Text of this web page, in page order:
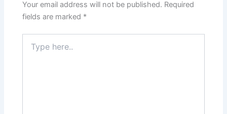
Your email address will not be published. Required
fields are marked *
here..